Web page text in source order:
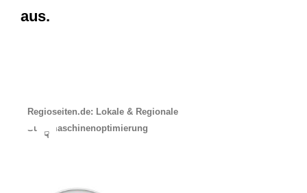
aus.
Regioseiten.de: Lokale & Regionale
Suchmaschinenoptimierung
☟